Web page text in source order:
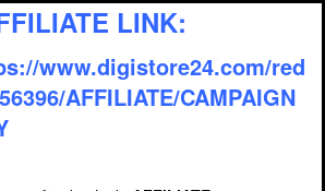
LINK:
www.digistore24.com/red
AFFILIATE/CAMPAIGN